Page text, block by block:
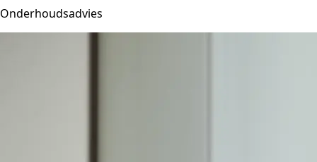
Onderhoudsadvies